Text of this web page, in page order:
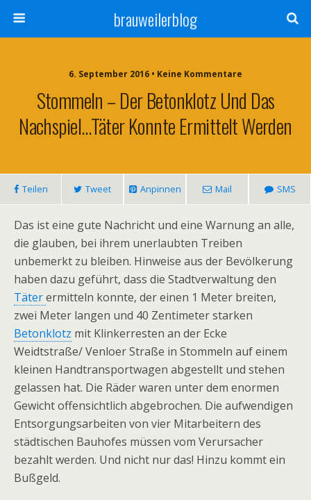
brauweilerblog
6. September 2016 • Keine Kommentare
Stommeln – Der Betonklotz Und Das
Nachspiel…Täter Konnte Ermittelt Werden
Teilen Tweet Anpinnen Mail SMS
Das ist eine gute Nachricht und eine Warnung an alle,
die glauben, bei ihrem unerlaubten Treiben
unbemerkt zu bleiben. Hinweise aus der Bevölkerung
haben dazu geführt, dass die Stadtverwaltung den
Täterermitteln konnte, der einen 1 Meter breiten,
zwei Meter langen und 40 Zentimeter starken
Betonklotz mit Klinkerresten an der Ecke
Weidtstraße/ Venloer Straße in Stommeln auf einem
kleinen Handtransportwagen abgestellt und stehen
gelassen hat. Die Räder waren unter dem enormen
Gewicht offensichtlich abgebrochen. Die aufwendigen
Entsorgungsarbeiten von vier Mitarbeitern des
städtischen Bauhofes müssen vom Verursacher
bezahlt werden. Und nicht nur das! Hinzu kommt ein
Bußgeld.